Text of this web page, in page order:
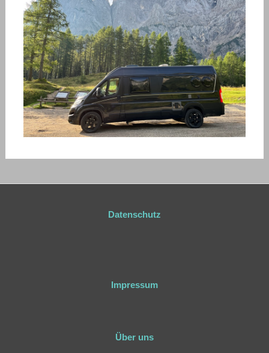
Datenschutz
Impressum
Über uns